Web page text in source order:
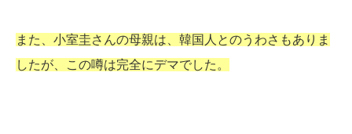
また、小室圭さんの母親は、韓国人とのうわさもありま
したが、この噂は完全にデマでした。